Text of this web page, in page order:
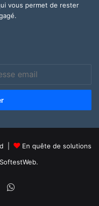
vous permet de rester
|
En quête de solutions
SoftestWeb.
WhatsApp